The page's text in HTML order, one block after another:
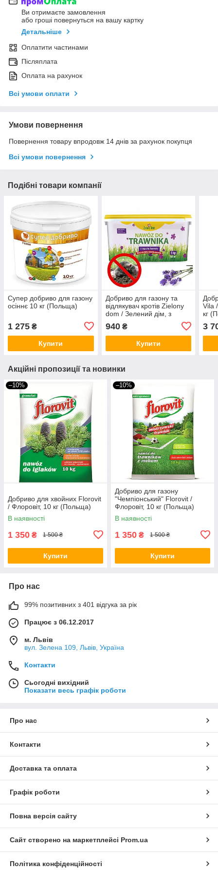
Ви отримаєте замовлення
або гроші повернуться на вашу картку
Детальніше
Оплатити частинами
Післяплата
Оплата на рахунок
Всі умови оплати
Умови повернення
Повернення товару впродовж 14 днів за рахунок покупця
Всі умови повернення
Подібні товари компанії
Супер добриво для газону
осіннє 10 кг (Польща)
1 275 ₴
Купити
Добриво для газону та
відлякувач кротів Zielony
dom / Зелений дім, з
(Польща)
940₴
Купити
Vila
кг
3
Акційні пропозиції та новинки
–10%
Добриво для хвойних Florovit
/ Флоровіт, 10 кг (Польща)
В наявності
1 350 ₴ 1 500 ₴
Купити
–10%
Добриво для газону
"Чемпіонський" Florovit /
Флоровіт, 10 кг (Польща)
В наявності
1 350 ₴ 1 500 ₴
Купити
Про нас
99% позитивних з 401 відгука за рік
Працює з 06.12.2017
м. Львів
вул. Зелена 109, Львів, Україна
Контакти
Сьогодні вихідний
Показати весь графік роботи
Про нас
Контакти
Доставка та оплата
Графік роботи
Повна версія сайту
Сайт створено на маркетплейсі Prom.ua
Політика конфіденційності